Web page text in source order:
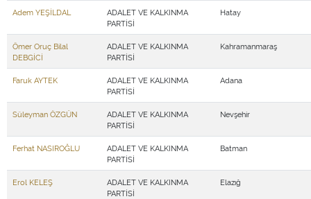
Adem YEŞİLDAL
ADALET VE KALKINMA
PARTİSİ
Hatay
Ömer Oruç Bilal
DEBGİCİ
ADALET VE KALKINMA
PARTİSİ
Kahramanmaraş
Faruk AYTEK
ADALET VE KALKINMA
PARTİSİ
Adana
Süleyman ÖZGÜN
ADALET VE KALKINMA
PARTİSİ
Nevşehir
Ferhat NASIROĞLU
ADALET VE KALKINMA
PARTİSİ
Batman
Erol KELEŞ
ADALET VE KALKINMA
PARTİSİ
Elazığ